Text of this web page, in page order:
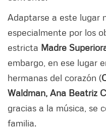
Adaptarse a este lugar
especialmente por los
estricta Madre
embargo, en ese lugar
hermanas del corazón (
Waldman, Ana Beatriz
gracias a la música, se
familia.